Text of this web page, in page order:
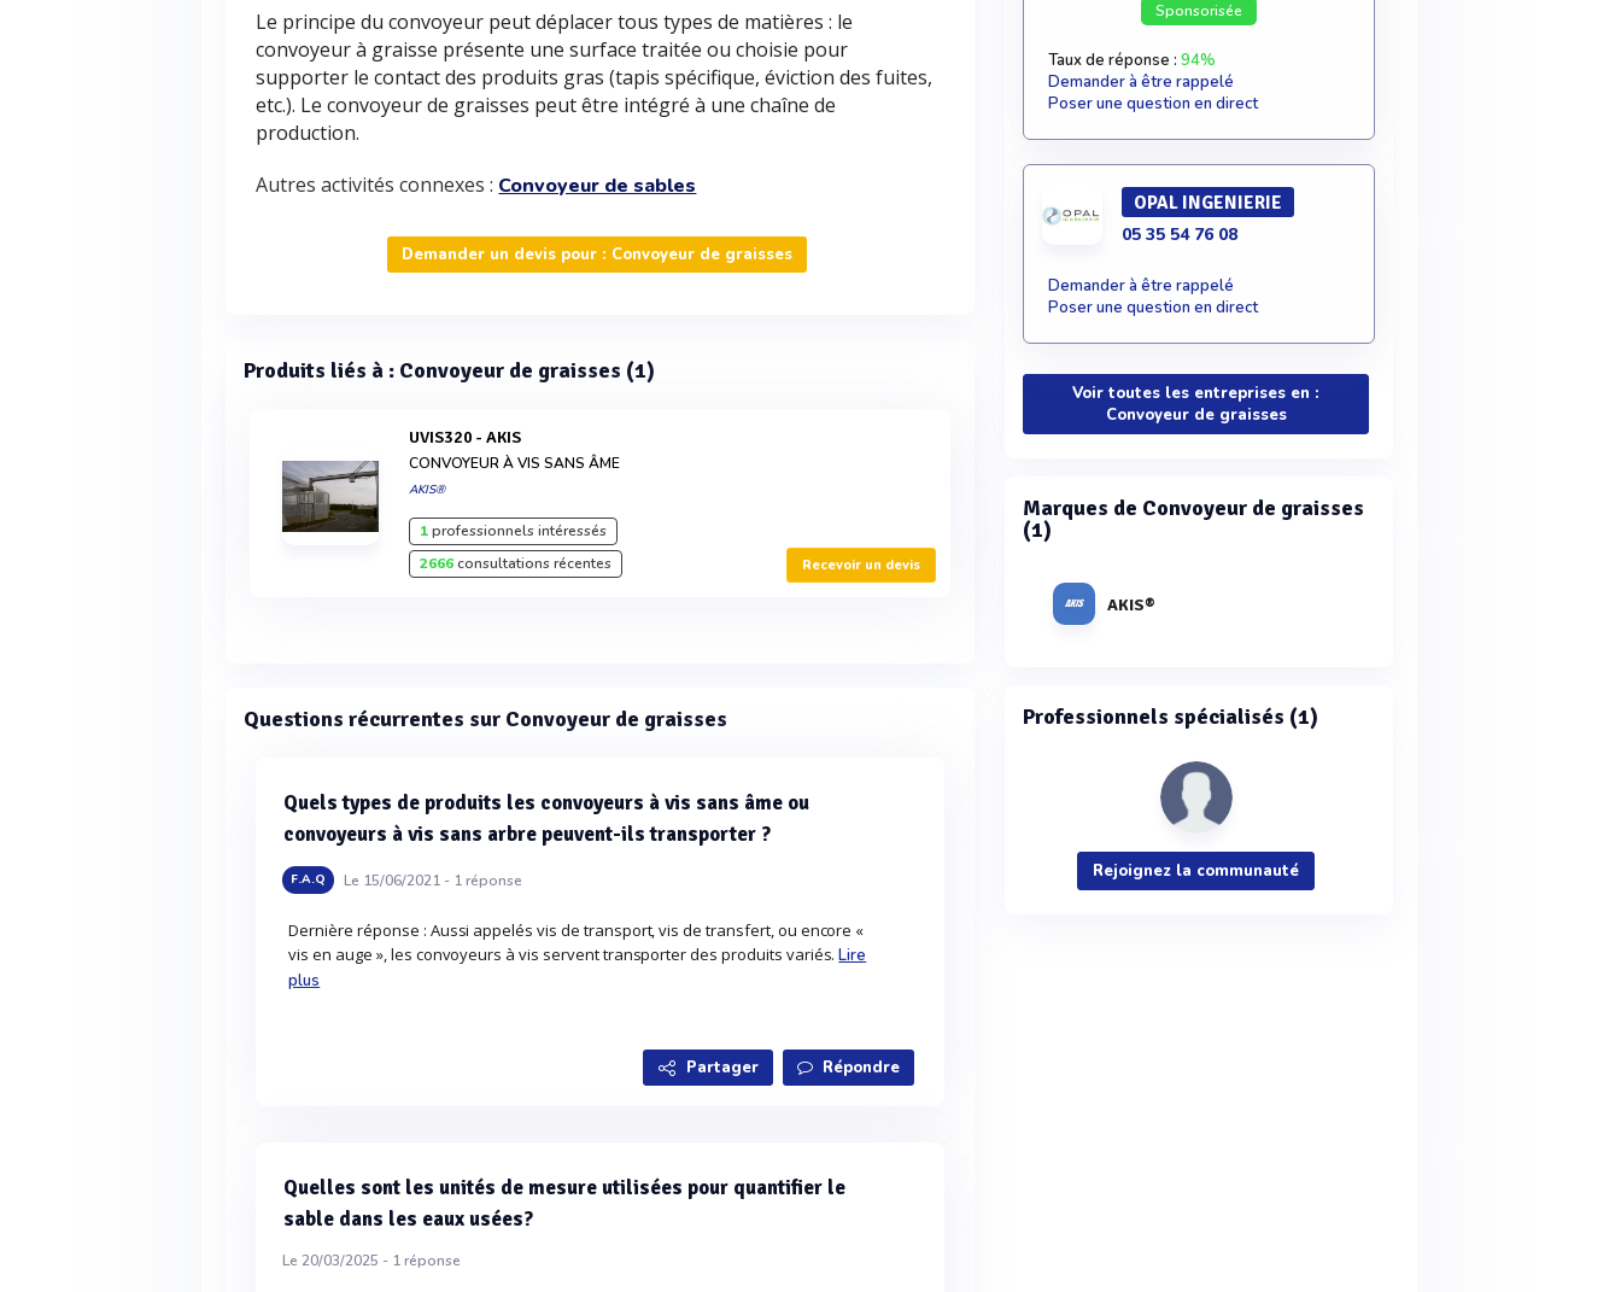
Le principe du convoyeur peut déplacer tous types de matières : le
convoyeur à graisse présente une surface traitée ou choisie pour
supporter le contact des produits gras (tapis spécifique, éviction des fuites,
etc.). Le convoyeur de graisses peut être intégré à une chaîne de
production.
Autres activités connexes : Convoyeur de sables
Demander un devis pour : Convoyeur de graisses
Produits liés à : Convoyeur de graisses (1)
UVIS320 - AKIS
CONVOYEUR À VIS SANS ÂME
AKIS®
1professionnels intéressés
2666consultations récentes Recevoir un devis
Questions récurrentes sur Convoyeur de graisses
Quels types de produits les convoyeurs à vis sans âme ou
convoyeurs à vis sans arbre peuvent-ils transporter ?
F.A.Q Le 15/06/2021 - 1réponse
Dernière réponse : Aussi appelés vis de transport, vis de transfert, ou encore «
vis en auge », les convoyeurs à vis servent transporter des produits variés.Lire
plus
Partager Répondre
Quelles sont les unités de mesure utilisées pour quantifier le
sable dans les eaux usées?
Le 20/03/2025 - 1réponse
Sponsorisée
Taux de réponse : 94%
Demander à être rappelé
Poser une question en direct
OPAL INGENIERIE
05 35 54 76 08
Demander à être rappelé
Poser une question en direct
Voir toutes les entreprises en :
Convoyeur de graisses
Marques de Convoyeur de graisses
(1)
AKIS®
Professionnels spécialisés (1)
Rejoignez la communauté